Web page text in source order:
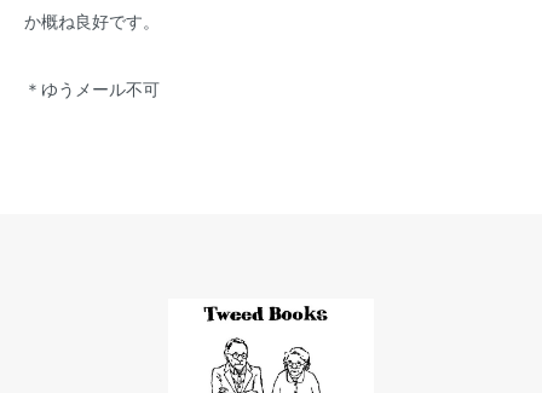
か概ね良好です。
＊ゆうメール不可